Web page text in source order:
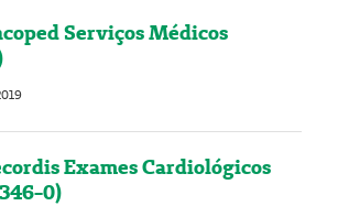
Serviços Médicos
Exames Cardiológicos
0)